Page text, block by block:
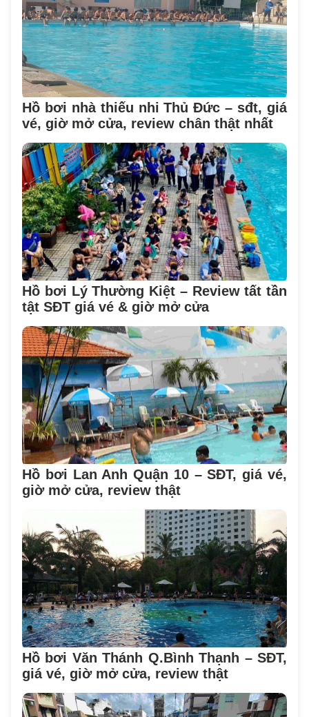
Hồ bơi nhà thiếu nhi Thủ Đức – sđt, giá
vé, giờ mở cửa, review chân thật nhất
Hồ bơi Lý Thường Kiệt – Review tất tần
tật SĐT giá vé & giờ mở cửa
Hồ bơi Lan Anh Quận 10 – SĐT, giá vé,
giờ mở cửa, review thật
Hồ bơi Văn Thánh Q.Bình Thạnh – SĐT,
giá vé, giờ mở cửa, review thật